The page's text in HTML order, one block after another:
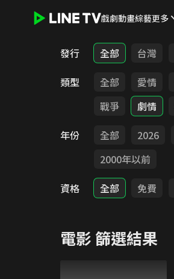
戲劇動畫綜藝更多
發行 全部 台灣
類型
全部 愛情
戰爭
劇情
年份
全部 2026
2000年以前
資格
全部 免費
電影 篩選結果